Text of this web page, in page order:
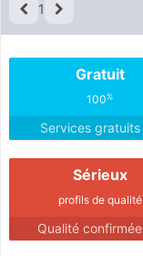
1
Gratuit
100%
Services gratuits
Sérieux
profils de qualité
Qualité confirmée